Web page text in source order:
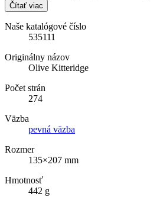
Čítať viac
Naše katalógové číslo
535111
Originálny názov
Olive Kitteridge
Počet strán
274
Väzba
pevná väzba
Rozmer
135×207 mm
Hmotnosť
442 g